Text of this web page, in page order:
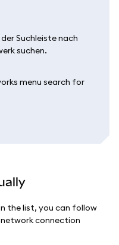
Suchleiste nach
suchen.
the list, you can follow
connection